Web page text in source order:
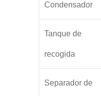
Condensador
Tanque de
recogida
Separador de